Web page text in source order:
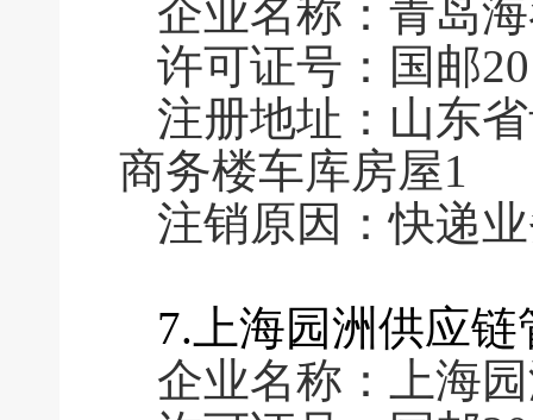
企业名称：青岛
许可证号：国邮
注册地址：山东
商务楼车库房屋1
注销原因：快递
7.上海园洲供应
企业名称：上海